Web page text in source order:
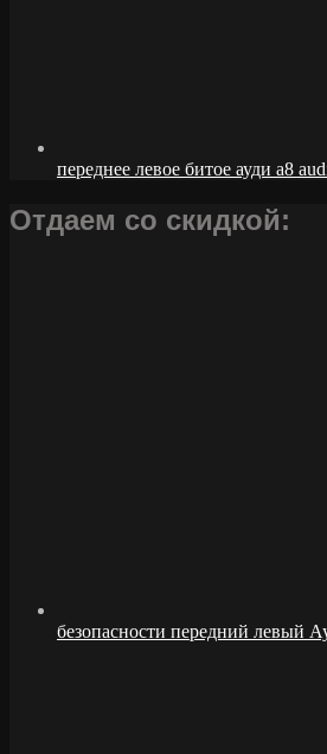
переднее левое битое ауди а8
Отдаем со скидкой:
безопасности передний левый